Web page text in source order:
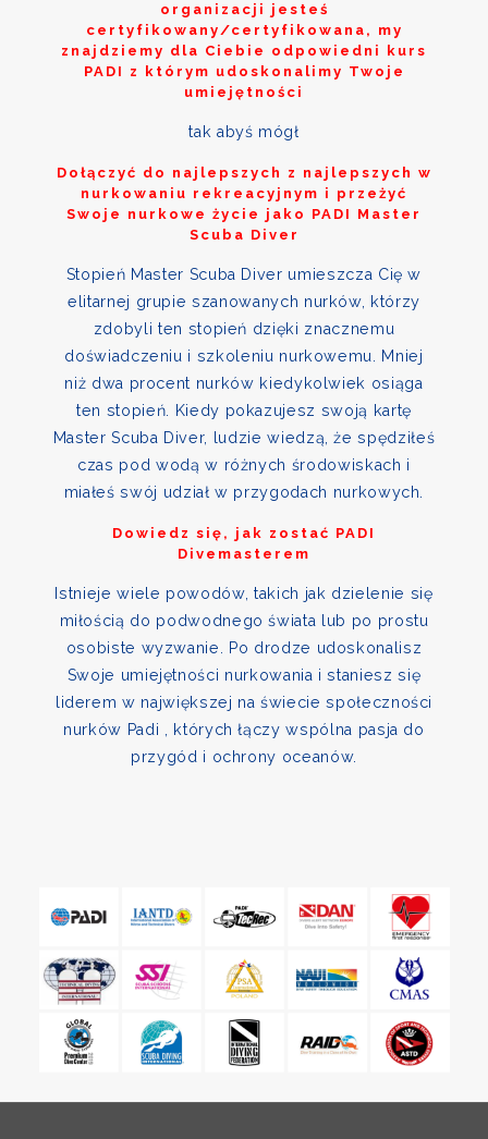
organizacji jesteś
certyfikowany/certyfikowana, my
znajdziemy dla Ciebie odpowiedni kurs
PADI z którym udoskonalimy Twoje
umiejętności
tak abyś mógł
Dołączyć do najlepszych z najlepszych w
nurkowaniu rekreacyjnym i przeżyć
Swoje nurkowe życie jako PADI Master
Scuba Diver
Stopień Master Scuba Diver umieszcza Cię w
elitarnej grupie szanowanych nurków, którzy
zdobyli ten stopień dzięki znacznemu
doświadczeniu i szkoleniu nurkowemu. Mniej
niż dwa procent nurków kiedykolwiek osiąga
ten stopień. Kiedy pokazujesz swoją kartę
Master Scuba Diver, ludzie wiedzą, że spędziłeś
czas pod wodą w różnych środowiskach i
miałeś swój udział w przygodach nurkowych.
Dowiedz się, jak zostać PADI
Divemasterem
Istnieje wiele powodów, takich jak dzielenie się
miłością do podwodnego świata lub po prostu
osobiste wyzwanie. Po drodze udoskonalisz
Swoje umiejętności nurkowania i staniesz się
liderem w największej na świecie społeczności
nurków Padi , których łączy wspólna pasja do
przygód i ochrony oceanów.